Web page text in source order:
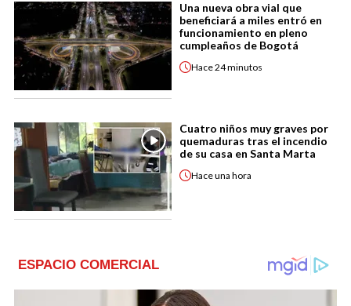
Una nueva obra vial que
beneficiará a miles entró en
funcionamiento en pleno
cumpleaños de Bogotá
Hace24 minutos
Cuatro niños muy graves por
quemaduras tras el incendio
de su casa en Santa Marta
Haceuna hora